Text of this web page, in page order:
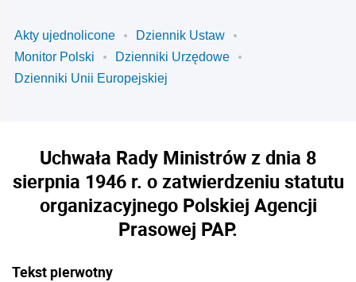
Akty ujednolicone
Dziennik Ustaw
Monitor Polski
Dzienniki Urzędowe
Dzienniki Unii Europejskiej
Uchwała Rady Ministrów z dnia 8
sierpnia 1946 r. o zatwierdzeniu statutu
organizacyjnego Polskiej Agencji
Prasowej PAP.
Tekst pierwotny